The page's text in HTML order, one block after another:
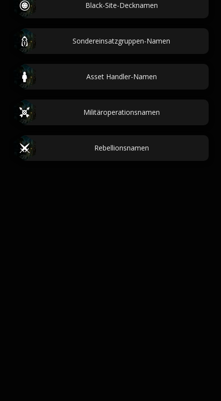
Black-Site-Decknamen
Sondereinsatzgruppen-Namen
Asset Handler-Namen
Militäroperationsnamen
Rebellionsnamen